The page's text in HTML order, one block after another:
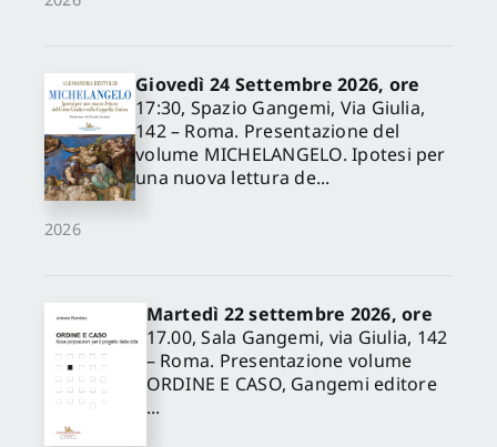
2026
Giovedì 24 Settembre 2026, ore
17:30, Spazio Gangemi, Via Giulia,
142 – Roma. Presentazione del
volume MICHELANGELO. Ipotesi per
una nuova lettura de...
Martedì 22 settembre 2026, ore
17.00, Sala Gangemi, via Giulia, 142
– Roma. Presentazione volume
ORDINE E CASO, Gangemi editore
...